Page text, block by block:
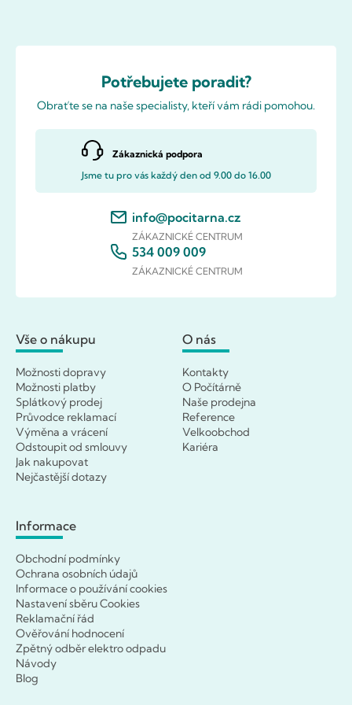
Potřebujete poradit?
Obraťte se na naše specialisty, kteří vám rádi pomohou.
Zákaznická podpora
Jsme tu pro vás každý den od 9.00 do 16.00
info@pocitarna.cz
ZÁKAZNICKÉ CENTRUM
534 009 009
ZÁKAZNICKÉ CENTRUM
Vše o nákupu
Možnosti dopravy
Možnosti platby
Splátkový prodej
Průvodce reklamací
Výměna a vrácení
Odstoupit od smlouvy
Jak nakupovat
Nejčastější dotazy
O nás
Kontakty
O Počítárně
Naše prodejna
Reference
Velkoobchod
Kariéra
Informace
Obchodní podmínky
Ochrana osobních údajů
Informace o používání cookies
Nastavení sběru Cookies
Reklamační řád
Ověřování hodnocení
Zpětný odběr elektro odpadu
Návody
Blog